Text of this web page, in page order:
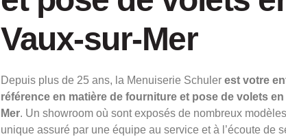
Vaux-sur-Mer
Depuis plus de 25 ans, la Menuiserie Schulerest votre
référence en matière de fourniture et pose de volets
Mer. Un showroom où sont exposés de nombreux
unique assuré par une équipe au service et à l’écoute de